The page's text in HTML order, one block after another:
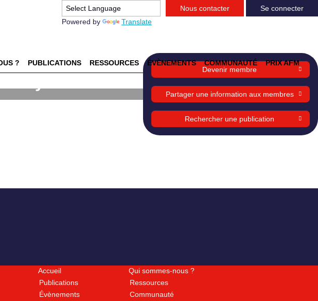
Powered by Translate
Nous contacter Se connecter
? PUBLICATIONS RESSOURCES ÉVÈNEMENTS COMMUNAUTÉ PRIX AFM
gamme
Devenir membre
Partager une information aux membres
Rechercher une publication
Accueil
Qui sommes-nous ?
Publications
Ressources
Évènements
Communauté